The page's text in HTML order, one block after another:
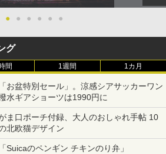
● ● ● ● ● ●
グ
間 1週間 1カ月
お盆特別セール」。涼感シアサッカーワン
水ギアショーツは1990円に
ま口ポーチ付録、大人のおしゃれ手帖 10
北欧猫デザイン
Suicaのペンギン チキンのり弁」